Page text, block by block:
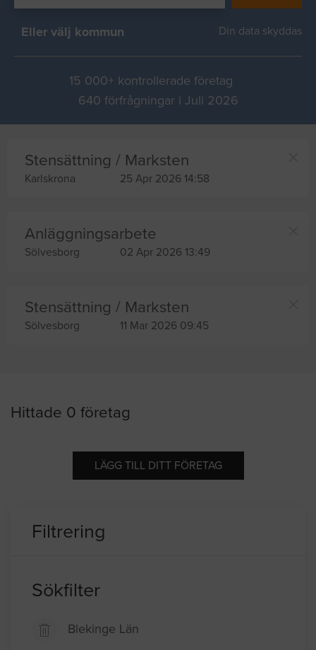
Eller välj kommun Din data skyddas
15 000+ kontrollerade företag
640 förfrågningar i Juli 2026
Stensättning / Marksten
Karlskrona 25 Apr 2026 14:58
Anläggningsarbete
Sölvesborg 02 Apr 2026 13:49
Stensättning / Marksten
Sölvesborg 11 Mar 2026 09:45
Hittade 0 företag
LÄGG TILL DITT FÖRETAG
Filtrering
Sökfilter
Blekinge Län